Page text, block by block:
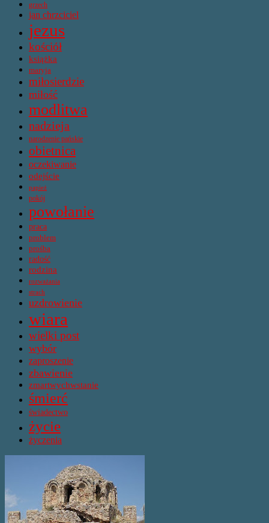
grzech
jan chrzciciel
jezus
kościół
książka
maryja
miłosierdzie
miłość
modlitwa
nadzieja
narodzenie pańskie
obietnica
oczekiwanie
odejście
papież
pokój
powołanie
praca
problem
prośba
radość
rodzina
rozważania
strach
uzdrowienie
wiara
wielki post
wybór
zaproszenie
zbawienie
zmartwychwstanie
śmierć
świadectwo
życie
życzenia